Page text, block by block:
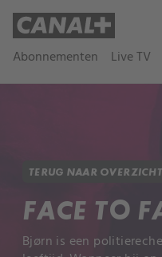
Abonnementen Live TV
TERUG NAAR OVERZICHT
FACE TO
Bjørn is een